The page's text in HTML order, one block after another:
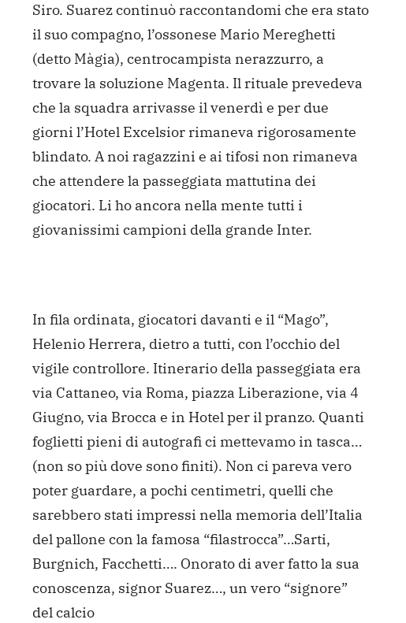
Siro. Suarez continuò raccontandomi che era stato
il suo compagno, l’ossonese Mario Mereghetti
(detto Màgia), centrocampista nerazzurro, a
trovare la soluzione Magenta. Il rituale prevedeva
che la squadra arrivasse il venerdì e per due
giorni l’Hotel Excelsior rimaneva rigorosamente
blindato. A noi ragazzini e ai tifosi non rimaneva
che attendere la passeggiata mattutina dei
giocatori. Li ho ancora nella mente tutti i
giovanissimi campioni della grande Inter.
In fila ordinata, giocatori davanti e il “Mago”,
Helenio Herrera, dietro a tutti, con l’occhio del
vigile controllore. Itinerario della passeggiata era
via Cattaneo, via Roma, piazza Liberazione, via 4
Giugno, via Brocca e in Hotel per il pranzo. Quanti
foglietti pieni di autografi ci mettevamo in tasca…
(non so più dove sono finiti). Non ci pareva vero
poter guardare, a pochi centimetri, quelli che
sarebbero stati impressi nella memoria dell’Italia
del pallone con la famosa “filastrocca”…Sarti,
Burgnich, Facchetti…. Onorato di aver fatto la sua
conoscenza, signor Suarez…, un vero “signore”
del calcio